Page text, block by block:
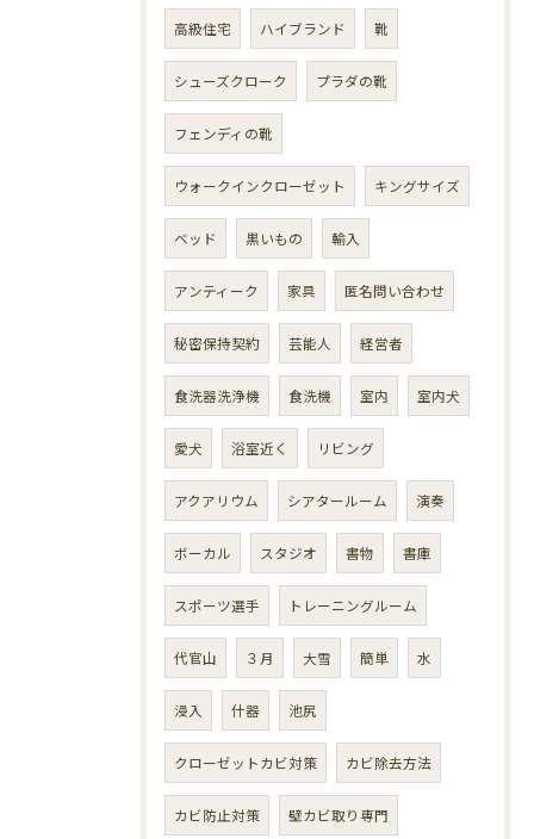
高級住宅 ハイブランド 靴
シューズクローク プラダの靴
フェンディの靴
ウォークインクローゼット キングサイズ
ベッド 黒いもの 輸入
アンティーク 家具 匿名問い合わせ
秘密保持契約 芸能人 経営者
食洗器洗浄機 食洗機 室内 室内犬
愛犬 浴室近く リビング
アクアリウム シアタールーム 演奏
ボーカル スタジオ 書物 書庫
スポーツ選手 トレーニングルーム
代官山 ３月 大雪 簡単 水
浸入 什器 池尻
クローゼットカビ対策 カビ除去方法
カビ防止対策 壁カビ取り専門